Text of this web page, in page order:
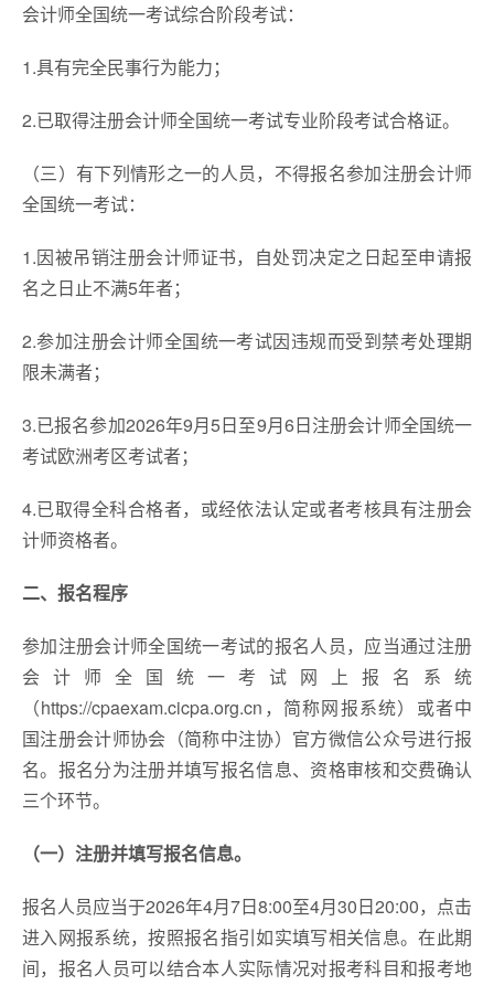
会计师全国统一考试综合阶段考试：
1.具有完全民事行为能力；
2.已取得注册会计师全国统一考试专业阶段考试合格证。
（三）有下列情形之一的人员，不得报名参加注册会计师
全国统一考试：
1.因被吊销注册会计师证书，自处罚决定之日起至申请报
名之日止不满5年者；
2.参加注册会计师全国统一考试因违规而受到禁考处理期
限未满者；
3.已报名参加2026年9月5日至9月6日注册会计师全国统一
考试欧洲考区考试者；
4.已取得全科合格者，或经依法认定或者考核具有注册会
计师资格者。
二、报名程序
参加注册会计师全国统一考试的报名人员，应当通过注册
会计师全国统一考试网上报名系统
（https://cpaexam.cicpa.org.cn，简称网报系统）或者中
国注册会计师协会（简称中注协）官方微信公众号进行报
名。报名分为注册并填写报名信息、资格审核和交费确认
三个环节。
（一）注册并填写报名信息。
报名人员应当于2026年4月7日8:00至4月30日20:00，点击
进入网报系统，按照报名指引如实填写相关信息。在此期
间，报名人员可以结合本人实际情况对报考科目和报考地